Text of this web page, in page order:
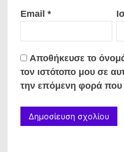
Email *
Αποθήκευσε το
τον ιστότοπο μου σε
την επόμενη φορά που